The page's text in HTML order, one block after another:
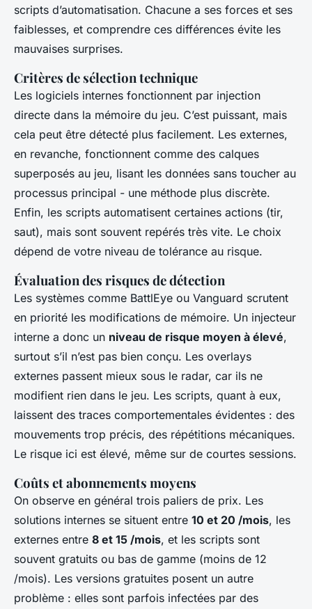
scripts d’automatisation. Chacune a ses forces et ses
faiblesses, et comprendre ces différences évite les
mauvaises surprises.
Critères de sélection technique
Les logiciels internes fonctionnent par injection
directe dans la mémoire du jeu. C’est puissant, mais
cela peut être détecté plus facilement. Les externes,
en revanche, fonctionnent comme des calques
superposés au jeu, lisant les données sans toucher au
processus principal - une méthode plus discrète.
Enfin, les scripts automatisent certaines actions (tir,
saut), mais sont souvent repérés très vite. Le choix
dépend de votre niveau de tolérance au risque.
Évaluation des risques de détection
Les systèmes comme BattlEye ou Vanguard scrutent
en priorité les modifications de mémoire. Un injecteur
interne a donc un niveau de risque moyen à élevé,
surtout s’il n’est pas bien conçu. Les overlays
externes passent mieux sous le radar, car ils ne
modifient rien dans le jeu. Les scripts, quant à eux,
laissent des traces comportementales évidentes : des
mouvements trop précis, des répétitions mécaniques.
Le risque ici est élevé, même sur de courtes sessions.
Coûts et abonnements moyens
On observe en général trois paliers de prix. Les
solutions internes se situent entre 10 et 20 /mois, les
externes entre 8 et 15 /mois, et les scripts sont
souvent gratuits ou bas de gamme (moins de 12
/mois). Les versions gratuites posent un autre
problème : elles sont parfois infectées par des